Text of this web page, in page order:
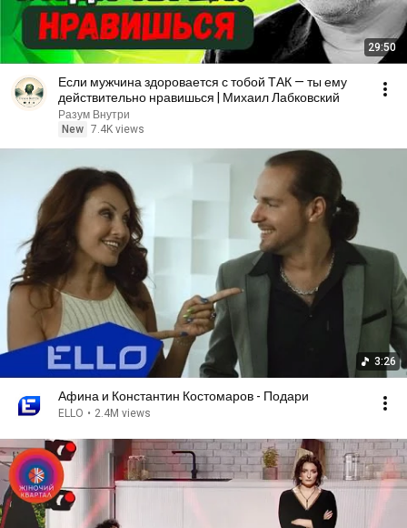
29:50
Если мужчина здоровается с тобой ТАК — ты ему
действительно нравишься | Михаил Лабковский
Разум Внутри
New 7.4K views
3:26
Афина и Константин Костомаров - Подари
ELLO • 2.4M views